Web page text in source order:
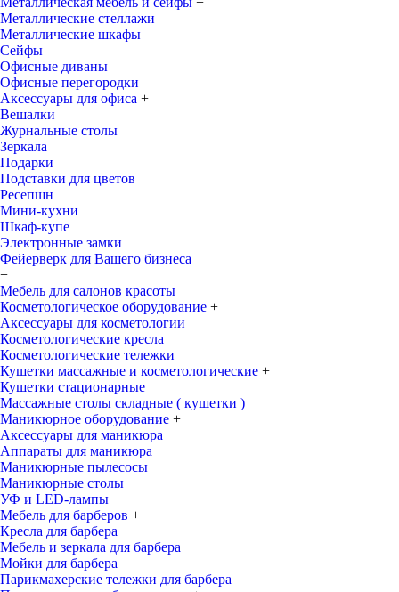
Металлические стеллажи
Металлические шкафы
Сейфы
Офисные диваны
Офисные перегородки
Аксессуары для офиса +
Вешалки
Журнальные столы
Зеркала
Подарки
Подставки для цветов
Ресепшн
Мини-кухни
Шкаф-купе
Электронные замки
Фейерверк для Вашего бизнеса
+
Мебель для салонов красоты
Косметологическое оборудование +
Аксессуары для косметологии
Косметологические кресла
Косметологические тележки
Кушетки массажные и косметологические +
Кушетки стационарные
Массажные столы складные ( кушетки )
Маникюрное оборудование +
Аксессуары для маникюра
Аппараты для маникюра
Маникюрные пылесосы
Маникюрные столы
УФ и LED-лампы
Мебель для барберов +
Кресла для барбера
Мебель и зеркала для барбера
Мойки для барбера
Парикмахерские тележки для барбера